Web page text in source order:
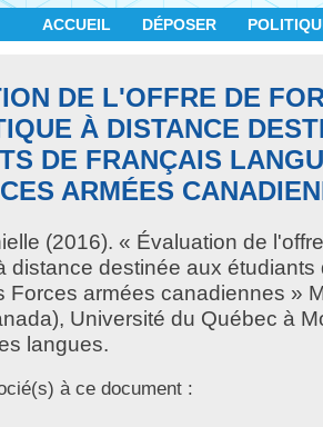
ACCUEIL DÉPOSER
DE L'OFFRE DE
À DISTANCE
DE FRANÇAIS
ARMÉES
(2016). « Évaluation de
distance destinée aux
Forces armées canadiennes »
Université du Québec à
langues.
à ce document :